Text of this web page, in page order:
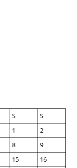
S
S
1
2
8
9
15
16